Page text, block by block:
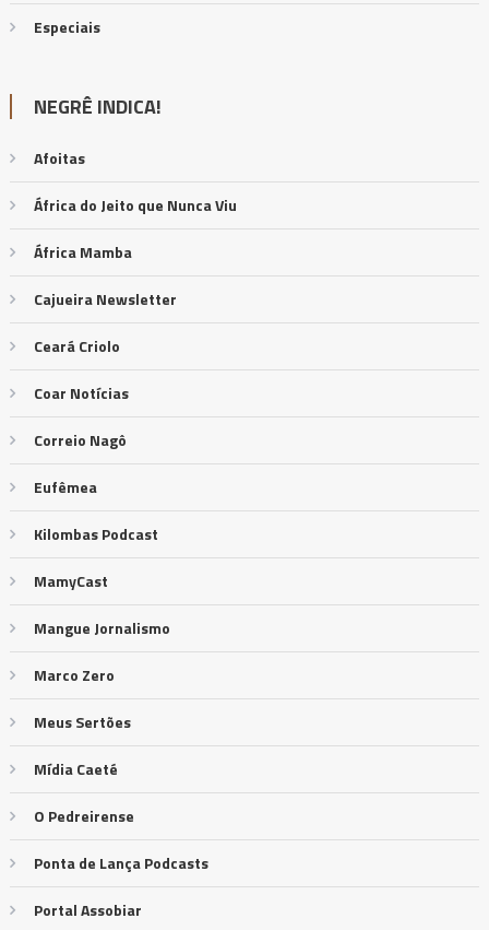
Especiais
NEGRÊ INDICA!
Afoitas
África do Jeito que Nunca Viu
África Mamba
Cajueira Newsletter
Ceará Criolo
Coar Notícias
Correio Nagô
Eufêmea
Kilombas Podcast
MamyCast
Mangue Jornalismo
Marco Zero
Meus Sertões
Mídia Caeté
O Pedreirense
Ponta de Lança Podcasts
Portal Assobiar